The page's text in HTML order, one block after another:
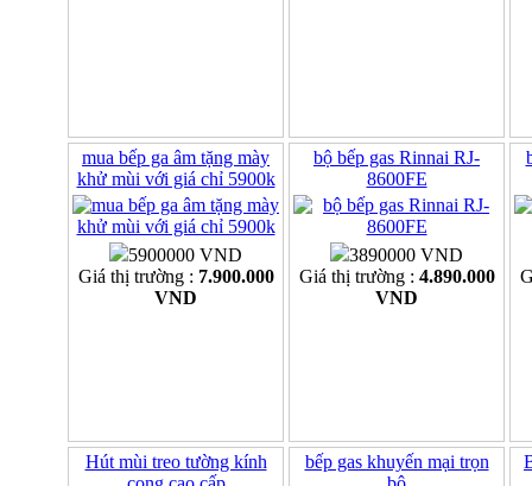
mua bếp ga âm tặng mày
khử mùi với giá chỉ 5900k
5900000 VND
Giá thị trường : 7.900.000
VND
bộ bếp gas Rinnai RJ-
8600FE
3890000 VND
Giá thị trường : 4.890.000
VND
Hút mùi treo tường kính
bếp gas khuyến mại trọn